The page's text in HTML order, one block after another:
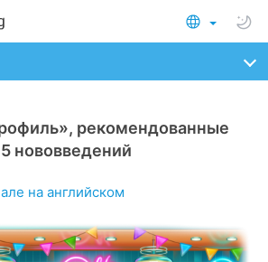
рекомендованные
нововведений
на английском